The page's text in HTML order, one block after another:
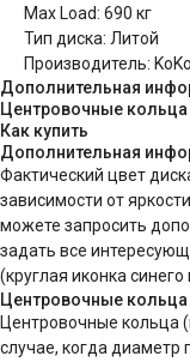
Max Load: 690 кг
Тип диска: Литой
Производитель:
Дополнительная
Центровочные кольца
Как купить
Дополнительная
Фактический цвет
зависимости от
можете запросить
задать все
(круглая иконка
Центровочные кольца
Центровочные кольца
случае, когда диаметр